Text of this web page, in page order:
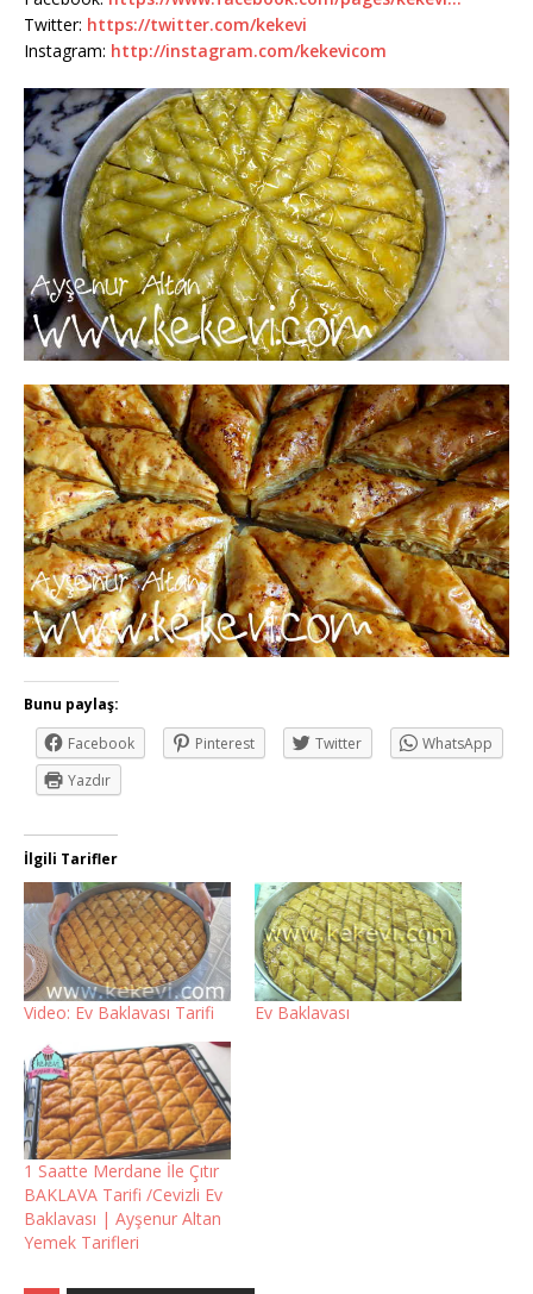
Twitter: https://twitter.com/kekevi
Instagram: http://instagram.com/kekevicom
Bunu paylaş:
Facebook
Pinterest Twitter
WhatsApp
Yazdır
İlgili Tarifler
Video: Ev Baklavası Tarifi Ev Baklavası
1 Saatte Merdane İle Çıtır
BAKLAVA Tarifi /Cevizli Ev
Baklavası | Ayşenur Altan
Yemek Tarifleri